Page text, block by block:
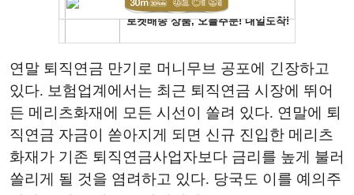
연말 퇴직연금 만기로 머니무브 공포에 긴장하고
있다. 보험업계에서는 최근 퇴직연금 시장에 뛰어
든 메리츠화재에 모든 시선이 쏠려 있다. 연말에 퇴
직연금 자금이 쏟아지게 되면 신규 진입한 메리츠
화재가 기존 퇴직연금사업자보다 금리를 높게 불러
쏠리게 될 것을 염려하고 있다. 당국도 이를 예의주